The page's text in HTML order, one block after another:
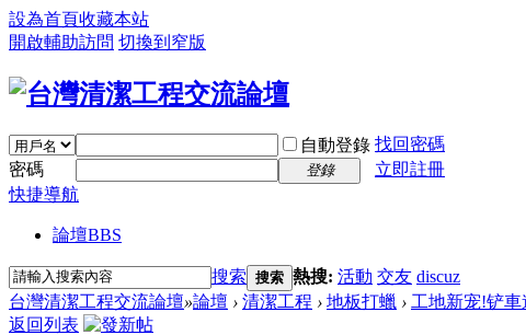
設為首頁收藏本站
開啟輔助訪問 切換到窄版
自動登錄 找回密碼
密碼
登錄
立即註冊
快捷導航
論壇BBS
搜索 搜索 熱搜: 活動 交友 discuz
台灣清潔工程交流論壇»論壇 › 清潔工程 › 地板打蠟 › 工地新宠!铲
返回列表